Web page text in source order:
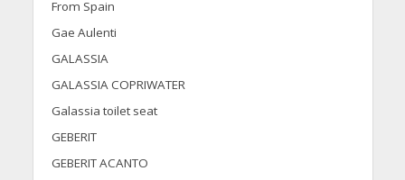
From Spain
Gae Aulenti
GALASSIA
GALASSIA COPRIWATER
Galassia toilet seat
GEBERIT
GEBERIT ACANTO